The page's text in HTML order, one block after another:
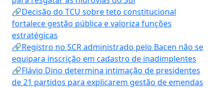
🔗Decisão do TCU sobre teto constitucional
fortalece gestão pública e valoriza funções
estratégicas
🔗Registro no SCR administrado pelo Bacen não se
equipara inscrição em cadastro de inadimplentes
🔗Flávio Dino determina intimação de presidentes
de 21 partidos para explicarem gestão de emendas